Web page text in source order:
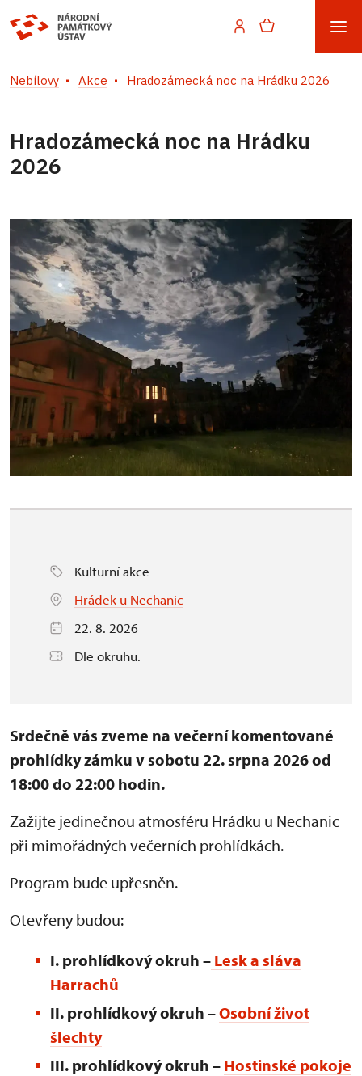
Nebílovy Akce Hradozámecká noc na Hrádku 2026
Hradozámecká noc na Hrádku
2026
Kulturní akce
Hrádek u Nechanic
22. 8. 2026
Dle okruhu.
Srdečně vás zveme na večerní komentované
prohlídky zámku v sobotu 22. srpna 2026 od
18:00 do 22:00 hodin.
Zažijte jedinečnou atmosféru Hrádku u Nechanic
při mimořádných večerních prohlídkách.
Program bude upřesněn.
Otevřeny budou:
I. prohlídkový okruh – Lesk a sláva
Harrachů
II. prohlídkový okruh –Osobní život
šlechty
III. prohlídkový okruh – Hostinské pokoje